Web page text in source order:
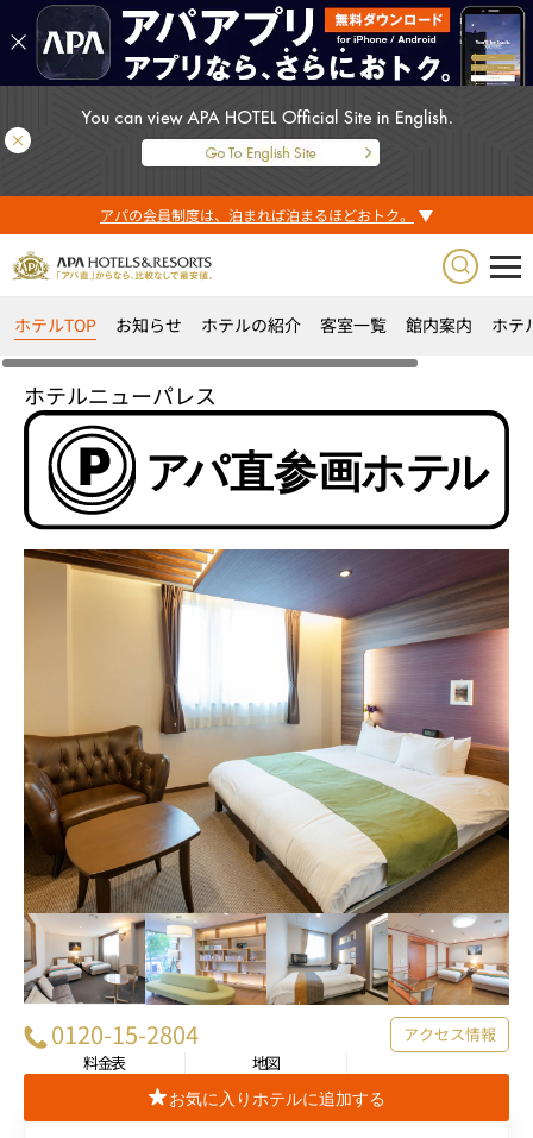
アパの会員制度は、泊まれば泊まるほどおトク。
ホテルTOP お知らせ ホテルの紹介 客室一覧 館内案内 ホテ
ホテルニューパレス
0120-15-2804
アクセス情報
料金表
地図
お気に入りホテルに追加する